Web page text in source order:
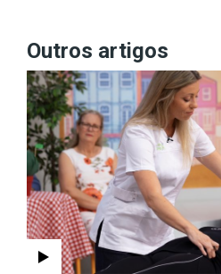
Outros artigos